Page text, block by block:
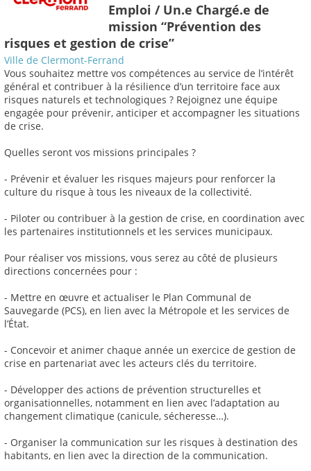
Emploi / Un.e Chargé.e de
mission “Prévention des
risques et gestion de crise”
Ville de Clermont-Ferrand
Vous souhaitez mettre vos compétences au service de l’intérêt
général et contribuer à la résilience d’un territoire face aux
risques naturels et technologiques ? Rejoignez une équipe
engagée pour prévenir, anticiper et accompagner les situations
de crise.
Quelles seront vos missions principales ?
- Prévenir et évaluer les risques majeurs pour renforcer la
culture du risque à tous les niveaux de la collectivité.
- Piloter ou contribuer à la gestion de crise, en coordination avec
les partenaires institutionnels et les services municipaux.
Pour réaliser vos missions, vous serez au côté de plusieurs
directions concernées pour :
- Mettre en œuvre et actualiser le Plan Communal de
Sauvegarde (PCS), en lien avec la Métropole et les services de
l’État.
- Concevoir et animer chaque année un exercice de gestion de
crise en partenariat avec les acteurs clés du territoire.
- Développer des actions de prévention structurelles et
organisationnelles, notamment en lien avec l’adaptation au
changement climatique (canicule, sécheresse…).
- Organiser la communication sur les risques à destination des
habitants, en lien avec la direction de la communication.